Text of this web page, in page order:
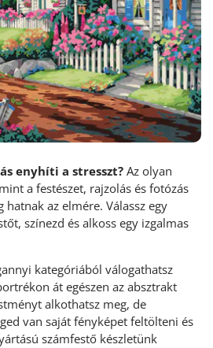
enyhíti a stresszt? Az olyan
a festészet, rajzolás és fotózás
az elmére. Válassz egy
színezd és alkoss egy izgalmas
kategóriából válogathatsz
át egészen az absztrakt
alkothatsz meg, de
van saját fényképet feltölteni és
számfestő készletünk